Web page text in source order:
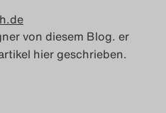
Blog
Blog
von diesem Blog. er
hier geschrieben.